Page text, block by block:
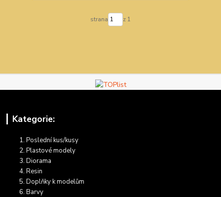
strana z 1
Kategorie:
Poslední kus/kusy
Plastové modely
Diorama
Resin
Doplňky k modelům
Barvy